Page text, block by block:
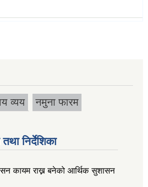
व्यय नमुना फारम
निर्देशिका
कायम राख्न बनेको आर्थिक सुशासन